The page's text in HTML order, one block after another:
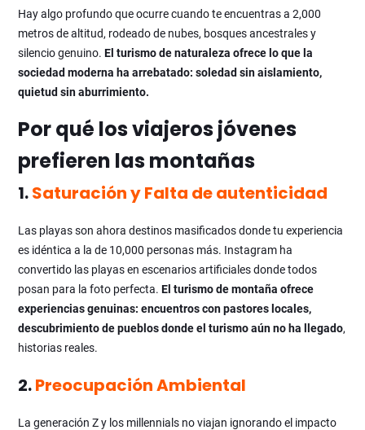
Hay algo profundo que ocurre cuando te encuentras a 2,000
metros de altitud, rodeado de nubes, bosques ancestrales y
silencio genuino.El turismo de naturaleza ofrece lo que la
sociedad moderna ha arrebatado: soledad sin aislamiento,
quietud sin aburrimiento.
Por qué los viajeros jóvenes
prefieren las montañas
1.Saturación y Falta de autenticidad
Las playas son ahora destinos masificados donde tu experiencia
es idéntica a la de 10,000 personas más. Instagram ha
convertido las playas en escenarios artificiales donde todos
posan para la foto perfecta. El turismo de montaña ofrece
experiencias genuinas: encuentros con pastores locales,
descubrimiento de pueblos donde el turismo aún no ha llegado,
historias reales.
2.Preocupación Ambiental
La generación Z y los millennials no viajan ignorando el impacto